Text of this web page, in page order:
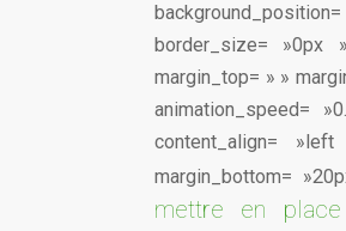
border_size= »0px
margin_top= » »
animation_speed=
content_align=
margin_bottom=
mettre en